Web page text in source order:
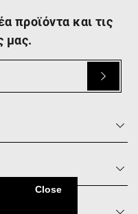
Close
προϊόντα και τις
μας.